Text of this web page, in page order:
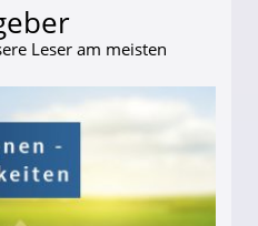
Leser am meisten